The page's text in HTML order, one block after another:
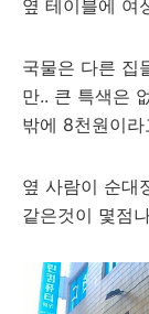
옆 테이블에 여
국물은 다른 집
만.. 큰 특색은
밖에 8천원이
옆 사람이 순대
같은것이 몇점